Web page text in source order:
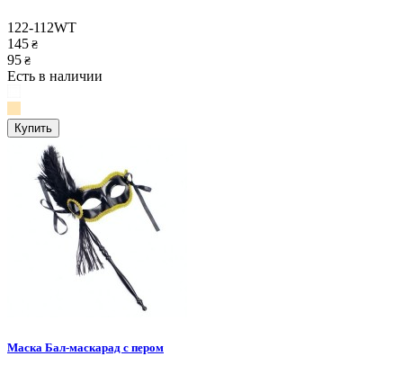
122-112WT
145 ₴
95 ₴
Есть в наличии
Купить
Маска Бал-маскарад с пером